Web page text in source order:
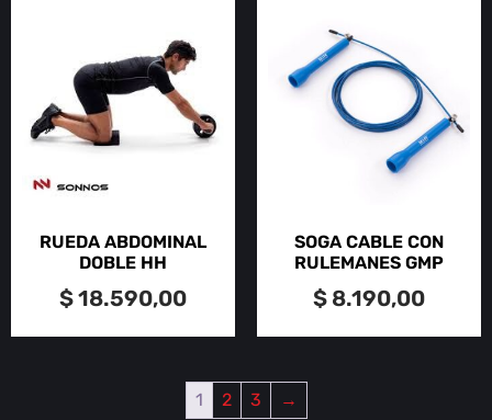
RUEDA ABDOMINAL
DOBLE HH
$18.590,00
SOGA CABLE CON
RULEMANES GMP
$ 8.190,00
1 2 3 →